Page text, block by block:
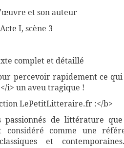
et son auteur
I, scène 3
complet et détaillé
percevoir rapidement ce
i> un aveu tragique !
LePetitLitteraire.fr :</b>
de littérature
considéré comme une
et